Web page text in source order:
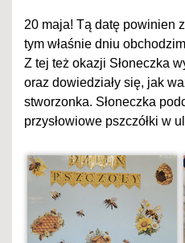
20 maja! Tą datę powinien
tym właśnie dniu
Z tej też okazji Słoneczka
oraz dowiedziały się, jak
stworzonka. Słoneczka
przysłowiowe pszczółki w